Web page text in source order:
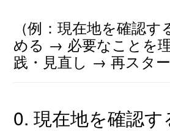
（例：現在地を確認
める → 必要なことを
践・見直し → 再スター
0. 現在地を確認す